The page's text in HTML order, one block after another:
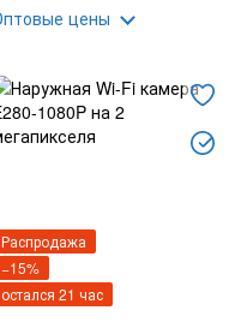
цены
Распродажа
−15%
остался 21 час